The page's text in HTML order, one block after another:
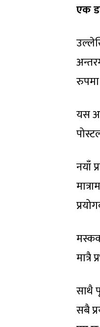
एक
यस
नयाँ
मात्रै
साथै
सबै